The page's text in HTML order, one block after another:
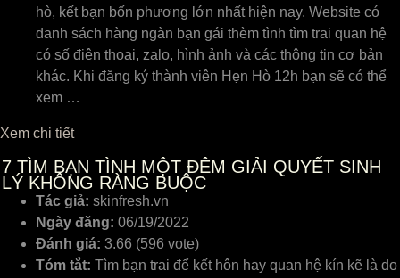
hò, kết bạn bốn phương lớn nhất hiện nay. Website có
danh sách hàng ngàn bạn gái thèm tình tìm trai quan hệ
có số điện thoại, zalo, hình ảnh và các thông tin cơ bản
khác. Khi đăng ký thành viên Hẹn Hò 12h bạn sẽ có thể
xem …
Xem chi tiết
7 TÌM BẠN TÌNH MỘT ĐÊM GIẢI QUYẾT SINH
LÝ KHÔNG RÀNG BUỘC
Tác giả: skinfresh.vn
Ngày đăng: 06/19/2022
Đánh giá: 3.66 (596 vote)
Tóm tắt: Tìm bạn trai để kết hôn hay quan hệ kín kẽ là do